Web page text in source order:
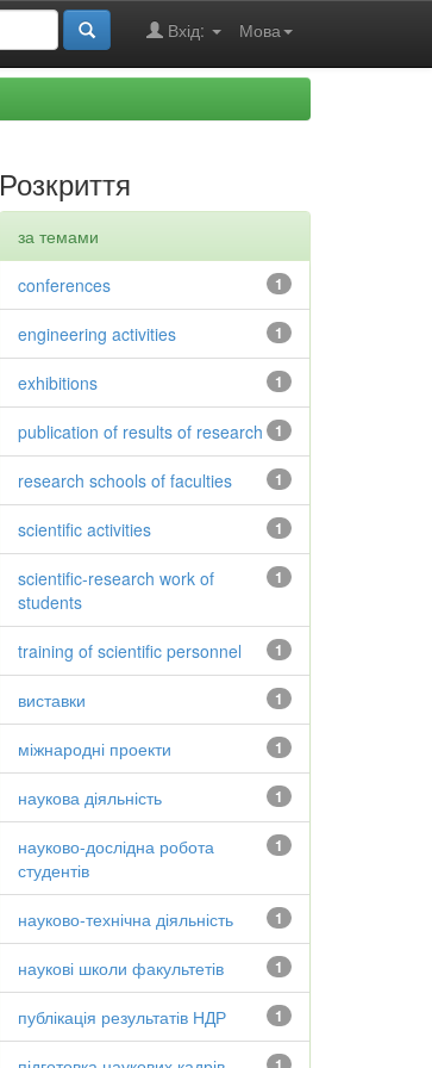
Мова
Вхід:
Розкриття
за темами
1
conferences
1
engineering activities
1
exhibitions
1
publication of results of research
1
research schools of faculties
1
scientific activities
1
scientific-research work of
students
1
training of scientific personnel
1
виставки
1
міжнародні проекти
1
наукова діяльність
1
науково-дослідна робота
студентів
1
науково-технічна діяльність
1
наукові школи факультетів
1
публікація результатів НДР